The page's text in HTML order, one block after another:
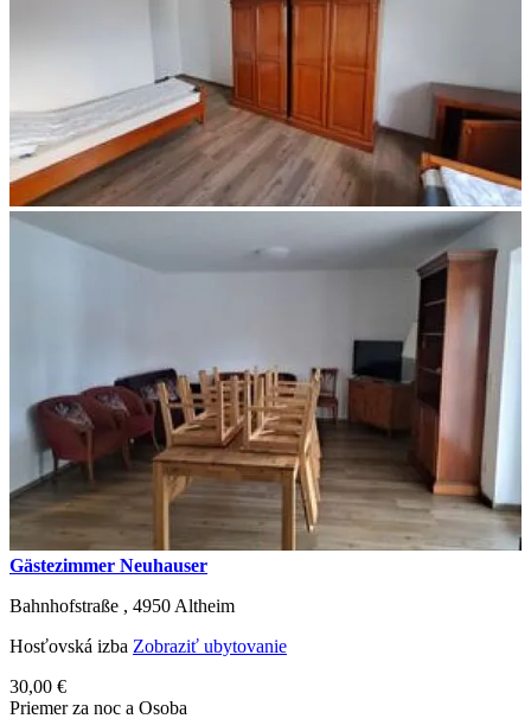
Gästezimmer Neuhauser
Bahnhofstraße , 4950 Altheim
Hosťovská izba Zobraziť ubytovanie
30,00 €
Priemer za noc a Osoba